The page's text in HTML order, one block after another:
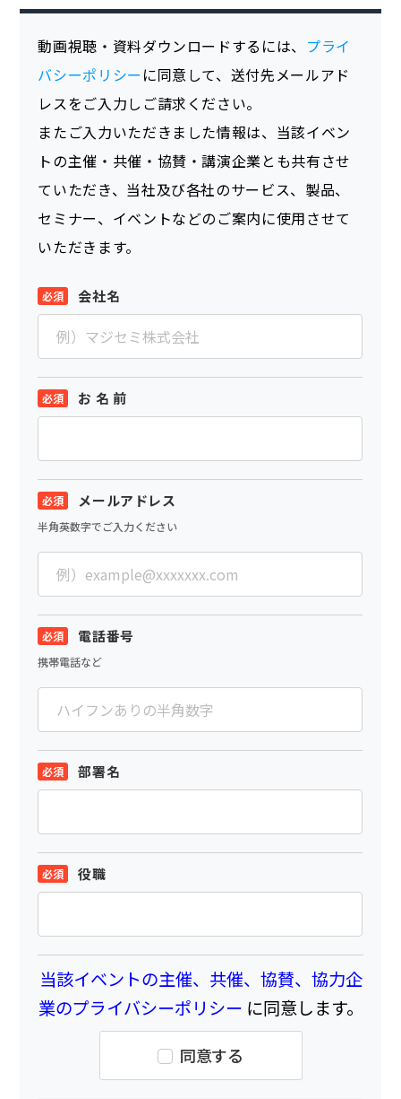
動画視聴・資料ダウンロードするには、 プライ
バシーポリシー に同意して、送付先メールアド
レスをご入力しご請求ください。
またご入力いただきました情報は、当該イベン
トの主催・共催・協賛・講演企業とも共有させ
ていただき、当社及び各社のサービス、製品、
セミナー、イベントなどのご案内に使用させて
いただきます。
会社名
お 名 前
メールアドレス
半角英数字でご入力ください
電話番号
携帯電話など
部署名
役職
当該イベントの主催、共催、協賛、協力企
業のプライバシーポリシー に同意します。
同意する